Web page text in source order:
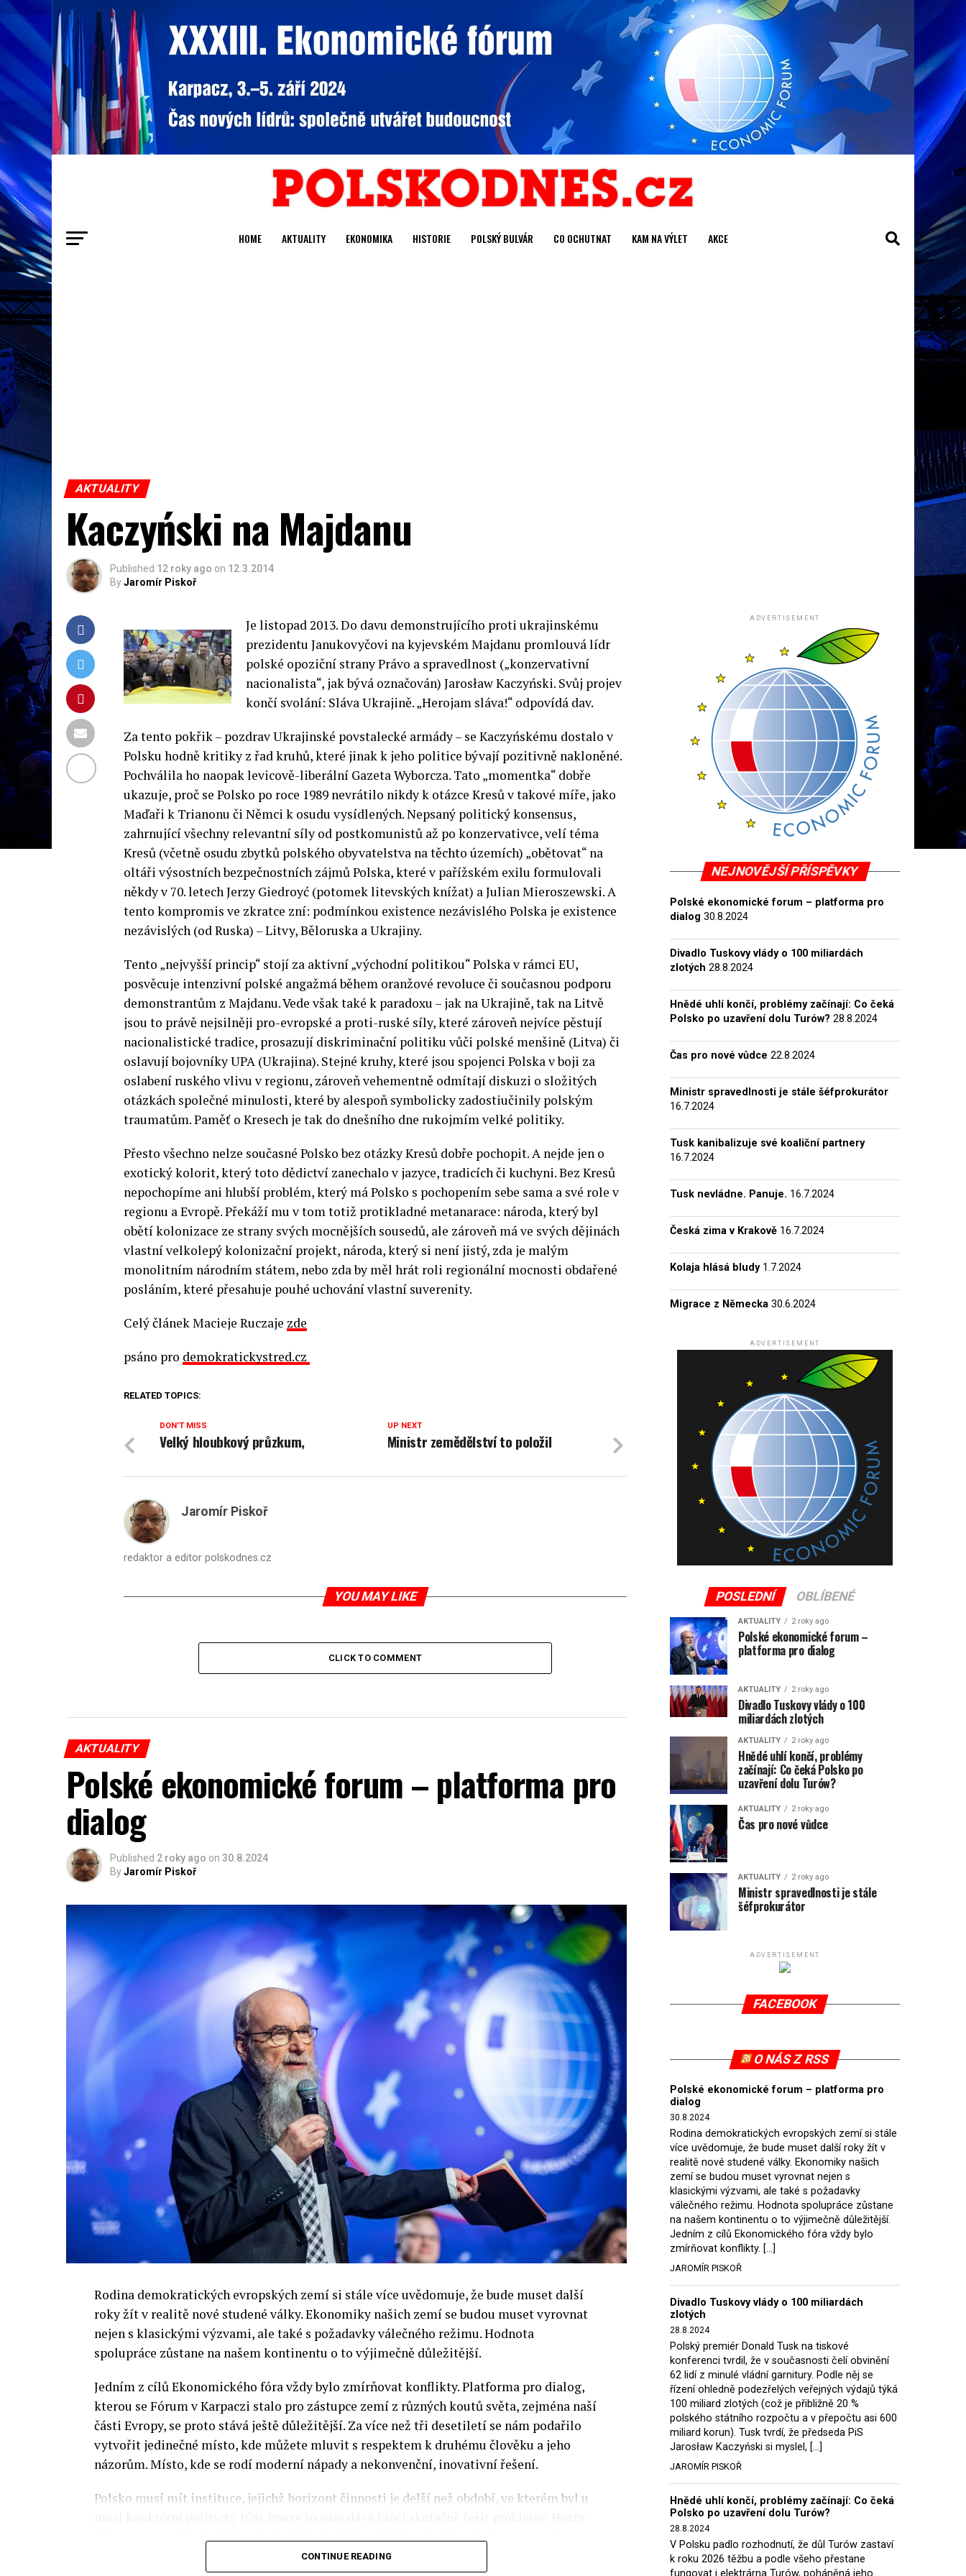
HOME AKTUALITY EKONOMIKA HISTORIE POLSKÝ BULVÁR CO OCHUTNAT KAM NA VÝLET AKCE
AKTUALITY
Kaczyński na Majdanu
Published 12 roky ago on 12.3.2014
ByJaromír Piskoř
Je listopad 2013. Do davu demonstrujícího proti ukrajinskému
prezidentu Janukovyčovi na kyjevském Majdanu promlouvá lídr
polské opoziční strany Právo a spravedlnost („konzervativní
nacionalista“, jak bývá označován) Jarosław Kaczyński. Svůj projev
končí svolání: Sláva Ukrajině. „Herojam sláva!“ odpovídá dav.
Za tento pokřik – pozdrav Ukrajinské povstalecké armády – se Kaczyńskému dostalo v
Polsku hodně kritiky z řad kruhů, které jinak k jeho politice bývají pozitivně nakloněné.
Pochválila ho naopak levicově-liberální Gazeta Wyborcza. Tato „momentka“ dobře
ukazuje, proč se Polsko po roce 1989 nevrátilo nikdy k otázce Kresů v takové míře, jako
Maďaři k Trianonu či Němci k osudu vysídlených. Nepsaný politický konsensus,
zahrnující všechny relevantní síly od postkomunistů až po konzervativce, velí téma
Kresů (včetně osudu zbytků polského obyvatelstva na těchto územích) „obětovat“ na
oltáři výsostních bezpečnostních zájmů Polska, které v pařížském exilu formulovali
někdy v 70. letech Jerzy Giedroyć (potomek litevských knížat) a Julian Mieroszewski. A
tento kompromis ve zkratce zní: podmínkou existence nezávislého Polska je existence
nezávislých (od Ruska) – Litvy, Běloruska a Ukrajiny.
Tento „nejvyšší princip“ stojí za aktivní „východní politikou“ Polska v rámci EU,
posvěcuje intenzivní polské angažmá během oranžové revoluce či současnou podporu
demonstrantům z Majdanu. Vede však také k paradoxu – jak na Ukrajině, tak na Litvě
jsou to právě nejsilněji pro-evropské a proti-ruské síly, které zároveň nejvíce pěstují
nacionalistické tradice, prosazují diskriminační politiku vůči polské menšině (Litva) či
oslavují bojovníky UPA (Ukrajina). Stejné kruhy, které jsou spojenci Polska v boji za
oslabení ruského vlivu v regionu, zároveň vehementně odmítají diskuzi o složitých
otázkách společné minulosti, které by alespoň symbolicky zadostiučinily polským
traumatům. Paměť o Kresech je tak do dnešního dne rukojmím velké politiky.
Přesto všechno nelze současné Polsko bez otázky Kresů dobře pochopit. A nejde jen o
exotický kolorit, který toto dědictví zanechalo v jazyce, tradicích či kuchyni. Bez Kresů
nepochopíme ani hlubší problém, který má Polsko s pochopením sebe sama a své role v
regionu a Evropě. Překáží mu v tom totiž protikladné metanarace: národa, který byl
obětí kolonizace ze strany svých mocnějších sousedů, ale zároveň má ve svých dějinách
vlastní velkolepý kolonizační projekt, národa, který si není jistý, zda je malým
monolitním národním státem, nebo zda by měl hrát roli regionální mocnosti obdařené
posláním, které přesahuje pouhé uchování vlastní suverenity.
Celý článek Macieje Ruczaje zde
psáno pro demokratickystred.cz
RELATED TOPICS:
UP NEXT
Ministr zemědělství to položil
DON'T MISS
Velký hloubkový průzkum,
Jaromír Piskoř
redaktor a editor polskodnes.cz
YOU MAY LIKE
CLICK TO COMMENT
AKTUALITY
Polské ekonomické forum – platforma pro
dialog
Published 2 roky ago on 30.8.2024
ByJaromír Piskoř
Rodina demokratických evropských zemí si stále více uvědomuje, že bude muset další
roky žít v realitě nové studené války. Ekonomiky našich zemí se budou muset vyrovnat
nejen s klasickými výzvami, ale také s požadavky válečného režimu. Hodnota
spolupráce zůstane na našem kontinentu o to výjimečně důležitější.
Jedním z cílů Ekonomického fóra vždy bylo zmírňovat konflikty. Platforma pro dialog,
kterou se Fórum v Karpaczi stalo pro zástupce zemí z různých koutů světa, zejména naší
části Evropy, se proto stává ještě důležitější. Za více než tři desetiletí se nám podařilo
vytvořit jedinečné místo, kde můžete mluvit s respektem k druhému člověku a jeho
názorům. Místo, kde se rodí moderní nápady a nekonvenční, inovativní řešení.
Polsko musí mít instituce, jejichž horizont činnosti je delší než období, ve kterém byl u
Fóra jsou prezidenti, předsedové vlád, ministři, politici a představitelé samosprávy,
prezidenti korporací, lidé z kultury, renomovaní vědci, novináři a zástupci nevládních
CONTINUE READING
ADVERTISEMENT
NEJNOVĚJŠÍ PŘÍSPĚVKY
Polské ekonomické forum – platforma pro
dialog 30.8.2024
Divadlo Tuskovy vlády o 100 miliardách
zlotých 28.8.2024
Hnědé uhlí končí, problémy začínají: Co čeká
Polsko po uzavření dolu Turów? 28.8.2024
Čas pro nové vůdce 22.8.2024
Ministr spravedlnosti je stále šéfprokurátor
16.7.2024
Tusk kanibalizuje své koaliční partnery
16.7.2024
Tusk nevládne. Panuje. 16.7.2024
Česká zima v Krakově 16.7.2024
Kolaja hlásá bludy 1.7.2024
Migrace z Německa 30.6.2024
ADVERTISEMENT
POSLEDNÍ OBLÍBENÉ
AKTUALITY 2 roky ago
Polské ekonomické forum –
platforma pro dialog
AKTUALITY 2 roky ago
Divadlo Tuskovy vlády o 100
miliardách zlotých
AKTUALITY 2 roky ago
Hnědé uhlí končí, problémy
začínají: Co čeká Polsko po
uzavření dolu Turów?
AKTUALITY 2 roky ago
Čas pro nové vůdce
AKTUALITY 2 roky ago
Ministr spravedlnosti je stále
šéfprokurátor
ADVERTISEMENT
FACEBOOK
O NÁS Z RSS
Polské ekonomické forum – platforma pro
dialog
30.8.2024
Rodina demokratických evropských zemí si stále
více uvědomuje, že bude muset další roky žít v
realitě nové studené války. Ekonomiky našich
zemí se budou muset vyrovnat nejen s
klasickými výzvami, ale také s požadavky
válečného režimu. Hodnota spolupráce zůstane
na našem kontinentu o to výjimečně důležitější.
Jedním z cílů Ekonomického fóra vždy bylo
zmírňovat konflikty. […]
JAROMÍR PISKOŘ
Divadlo Tuskovy vlády o 100 miliardách
zlotých
28.8.2024
Polský premiér Donald Tusk na tiskové
konferenci tvrdil, že v současnosti čelí obvinění
62 lidí z minulé vládní garnitury. Podle něj se
řízení ohledně podezřelých veřejných výdajů týká
100 miliard zlotých (což je přibližně 20 %
polského státního rozpočtu a v přepočtu asi 600
miliard korun). Tusk tvrdí, že předseda PiS
Jarosław Kaczyński si myslel, […]
JAROMÍR PISKOŘ
Hnědé uhlí končí, problémy začínají: Co čeká
Polsko po uzavření dolu Turów?
28.8.2024
V Polsku padlo rozhodnutí, že důl Turów zastaví
k roku 2026 těžbu a podle všeho přestane
fungovat i elektrárna Turów, poháněná jeho